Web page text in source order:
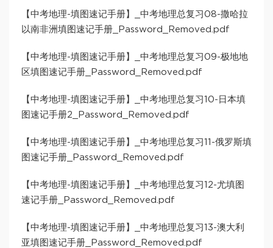
【中考地理-填图速记手册】_中考地理总复习08-撒哈拉
以南非洲填图速记手册_Password_Removed.pdf
【中考地理-填图速记手册】_中考地理总复习09-极地地
区填图速记手册_Password_Removed.pdf
【中考地理-填图速记手册】_中考地理总复习10-日本填
图速记手册2_Password_Removed.pdf
【中考地理-填图速记手册】_中考地理总复习11-俄罗斯填
图速记手册_Password_Removed.pdf
【中考地理-填图速记手册】_中考地理总复习12-尤填图
速记手册_Password_Removed.pdf
【中考地理-填图速记手册】_中考地理总复习13-澳大利
亚填图速记手册_Password_Removed.pdf